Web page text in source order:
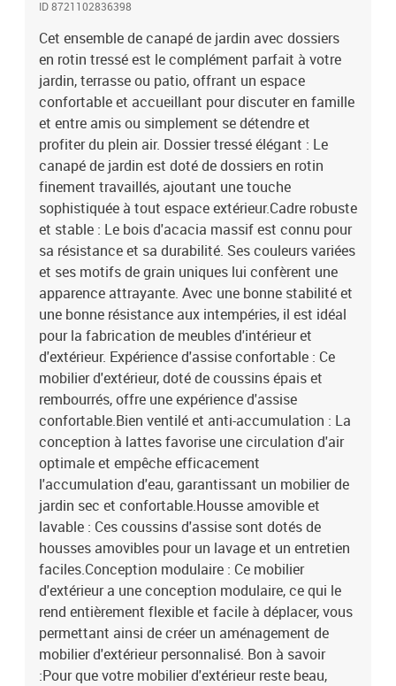
La conception à lattes favorise une circulation d'air optimale et
empêche efficacement l'accumulation d'eau, garantissant un
mobilier de jardin sec et confortable.Housse amovible et lavable :
Ces coussins d'assise sont dotés de housses amovibles pour un
lavage et un entretien faciles.Conception modulaire : Ce mobilier
d'extérieur a une conception modulaire, ce qui le rend entièrement
flexible et facile à déplacer, vous permettant ainsi de créer un
aménagement de mobilier d'extérieur personnalisé. Bon à savoir
:Pour que votre mobilier d'extérieur reste beau, nous vous
recommandons de le protéger avec une housse
imperméable.Capacité de charge maximale (par siège) : 110
kgAssemblage requis : OuiCanapé d'angle :Avec dossiers en
rotinCouleur du rotin PE : BeigeMatériau : Bois d'acacia massif
avec finition huilée, rotin PEDimensions : 65 x 65 x 65 cm (l x P x
H)Dimensions de l'assise : 61,5 x 61,5 cm (l x P)Hauteur de l'assise
à partir du sol : 29 cmCanapé sans accoudoirs :Avec dossiers en
rotinCouleur du rotin PE : BeigeMatériau : Bois d'acacia massif
avec finition huilée, rotin PEDimensions : 65 x 65 x 65 cm (l x P x
H)Assise Dimensions : 65 x 61,5 cm (l x P)Hauteur d'assise à partir
du sol : 29 cmRepose-pieds de jardin :Matériau : Bois d'acacia
massif avec finition à l'huileDimensions : 65 x 65 x 29 cm (l x P x
H)Dimensions d'assise : 65 x 65 cm (l x P)Hauteur d'assise à partir
du sol : 29 cmTable de jardin :Matériau : Bois d'acacia massif avec
finition à l'huileDimensions : 65 x 65 x 29 cm (l x P x H)Coussin
:Couleur : Blanc crèmeMatériau de la housse : Tissu (100 %
polyester)Matériau du coussin d'assise : MousseDossier Matériau
de remplissage du coussin : PolyfibreDimensions du coussin
d'assise (L) : 65 x 65 x 6 cm (l x P x É)Dimensions du coussin
d'assise (M) : 65 x 61,5 x 6 cm (l x P x É)Dimensions du coussin
d'assise (P) : 61,5 x 61,5 x 6 cm (l x P x É)Dimensions du coussin de
dossier (L) : 65 x 41 x 15 cm (L x l x É)Dimensions du coussin de
dossier (M) : 61,5 x 41 x 15 cm (L x l x É)Dimensions du coussin de
dossier (P) : 50 x 41 x 15 cm (L x l x É)La livraison contient :1 x
Table de jardin2 x Canapés d'angle4 x Sans accoudoirs canapé1 x
Repose-pieds de jardin7 x Coussin d'assise avec housse amovible
et lavable8 x Coussin de dossier
ID 8721102836398
Cet ensemble de canapé de jardin avec dossiers
en rotin tressé est le complément parfait à votre
jardin, terrasse ou patio, offrant un espace
confortable et accueillant pour discuter en famille
et entre amis ou simplement se détendre et
profiter du plein air. Dossier tressé élégant : Le
canapé de jardin est doté de dossiers en rotin
finement travaillés, ajoutant une touche
sophistiquée à tout espace extérieur.Cadre robuste
et stable : Le bois d'acacia massif est connu pour
sa résistance et sa durabilité. Ses couleurs variées
et ses motifs de grain uniques lui confèrent une
apparence attrayante. Avec une bonne stabilité et
une bonne résistance aux intempéries, il est idéal
pour la fabrication de meubles d'intérieur et
d'extérieur. Expérience d'assise confortable : Ce
mobilier d'extérieur, doté de coussins épais et
rembourrés, offre une expérience d'assise
confortable.Bien ventilé et anti-accumulation : La
conception à lattes favorise une circulation d'air
optimale et empêche efficacement
l'accumulation d'eau, garantissant un mobilier de
jardin sec et confortable.Housse amovible et
lavable : Ces coussins d'assise sont dotés de
housses amovibles pour un lavage et un entretien
faciles.Conception modulaire : Ce mobilier
d'extérieur a une conception modulaire, ce qui le
rend entièrement flexible et facile à déplacer, vous
permettant ainsi de créer un aménagement de
mobilier d'extérieur personnalisé. Bon à savoir
:Pour que votre mobilier d'extérieur reste beau,